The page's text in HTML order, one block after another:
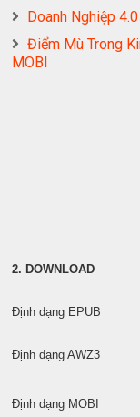
Doanh Nghiệp
Điểm Mù Trong
MOBI
2. DOWNLOAD
Định dạng
Định dạng
Định dạng